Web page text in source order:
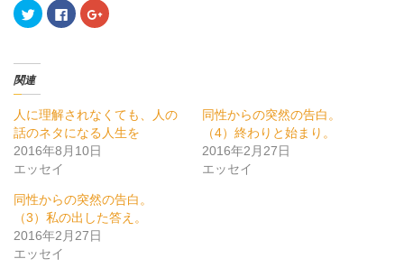
ク
リ
て
T
i
t
t
e
r
で
共
有
新
し
い
ウ
ィ
ン
ド
F
a
共
有
す
る
に
は
ッ
ク
し
て
く
ク
リ
g
l
e
+
新
し
い
ウ
関連
人に理解されなくても、人の
話のネタになる人生を
2016年8月10日
エッセイ
同性からの突然の告白。
（4）終わりと始まり。
2016年2月27日
エッセイ
同性からの突然の告白。
（3）私の出した答え。
2016年2月27日
エッセイ